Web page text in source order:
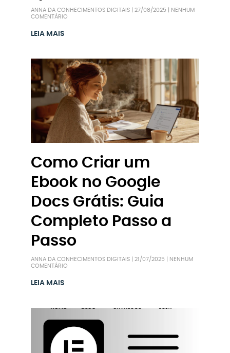
ANNA DA CONHECIMENTOS DIGITAIS 27/08/2025
NENHUM
COMENTÁRIO
LEIA MAIS
Como Criar um
Ebook no Google
Docs Grátis: Guia
Completo Passo a
Passo
ANNA DA CONHECIMENTOS DIGITAIS 21/07/2025
NENHUM
COMENTÁRIO
LEIA MAIS